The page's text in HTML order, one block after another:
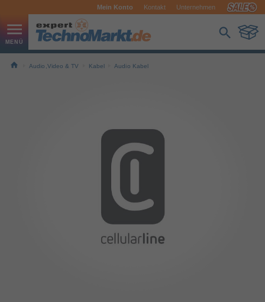
Mein Konto Kontakt Unternehmen
Audio,Video & TV Kabel Audio Kabel